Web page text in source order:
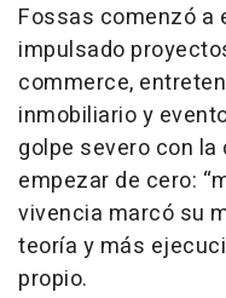
Fossas comenzó a
impulsado
commerce,
inmobiliario y
golpe severo con
empezar de cero:
vivencia marcó su
teoría y más
propio.